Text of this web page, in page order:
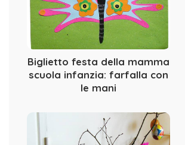
Biglietto festa della mamma
scuola infanzia: farfalla con
le mani